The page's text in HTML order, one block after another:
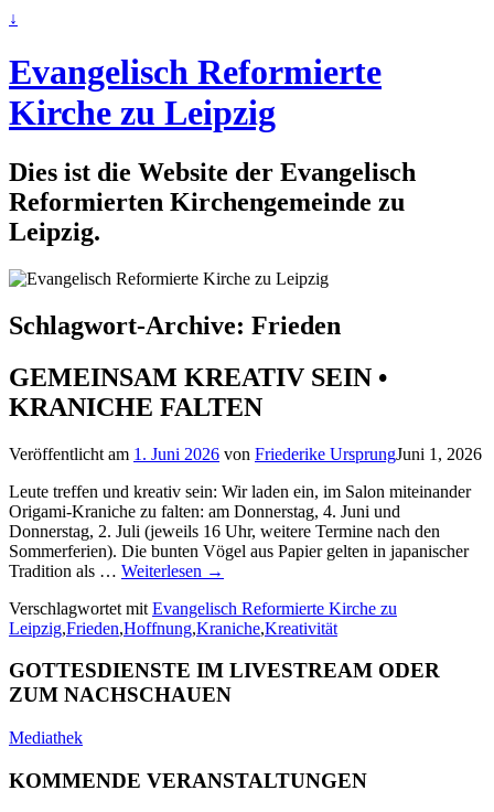
↓
Evangelisch Reformierte
Kirche zu Leipzig
Dies ist die Website der Evangelisch
Reformierten Kirchengemeinde zu
Leipzig.
Schlagwort-Archive: Frieden
GEMEINSAM KREATIV SEIN •
KRANICHE FALTEN
Veröffentlicht am 1. Juni 2026 von Friederike UrsprungJuni 1, 2026
Leute treffen und kreativ sein: Wir laden ein, im Salon miteinander
Origami-Kraniche zu falten: am Donnerstag, 4. Juni und
Donnerstag, 2. Juli (jeweils 16 Uhr, weitere Termine nach den
Sommerferien). Die bunten Vögel aus Papier gelten in japanischer
Tradition als … Weiterlesen →
Verschlagwortet mit Evangelisch Reformierte Kirche zu
Leipzig,Frieden,Hoffnung,Kraniche,Kreativität
GOTTESDIENSTE IM LIVESTREAM ODER
ZUM NACHSCHAUEN
Mediathek
KOMMENDE VERANSTALTUNGEN